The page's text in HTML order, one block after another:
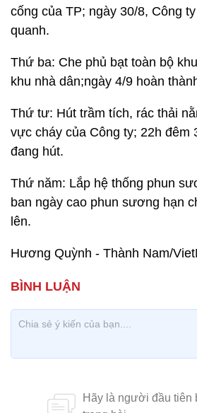
cống của TP; ngày 30/8, Công
quanh.
Thứ ba: Che phủ bạt toàn bộ
khu nhà dân;ngày 4/9 hoàn
Thứ tư: Hút trầm tích, rác thải
vực cháy của Công ty; 22h đêm
đang hút.
Thứ năm: Lắp hệ thống phun
ban ngày cao phun sương hạn
lên.
Hương Quỳnh - Thành Nam/